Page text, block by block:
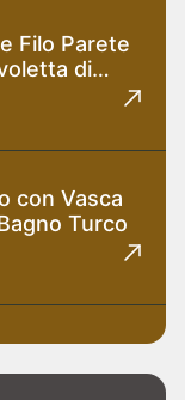
Filo Parete
di
con Vasca
Turco